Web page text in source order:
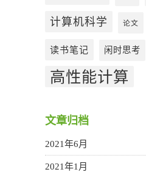
计算机科学 论文
读书笔记 闲时思考
高性能计算
文章归档
2021年6月
2021年1月